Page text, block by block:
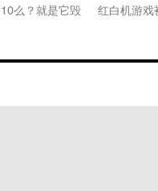
么？就是它毁
红白机游